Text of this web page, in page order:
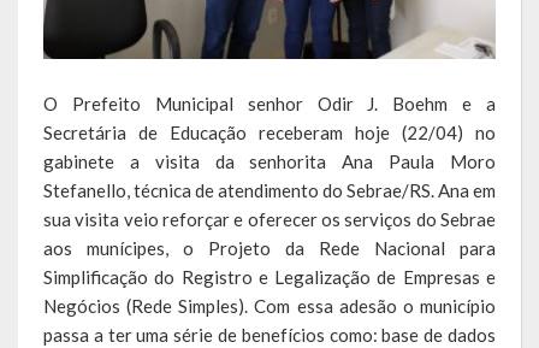
Sala Multidisciplinar Saber Mais
Escola Municipal De Ensino Fundamental Educarte
Escola Municipal De Ensino Fundamental João Alfredo Sachser
Escola Municipal De Ensino Fundamental Osvaldo Cruz
Agricultura
Fazenda
O Prefeito Municipal senhor Odir J. Boehm e a
Secretária de Educação receberam hoje (22/04) no
gabinete a visita da senhorita Ana Paula Moro
Stefanello, técnica de atendimento do Sebrae/RS. Ana em
sua visita veio reforçar e oferecer os serviços do Sebrae
aos munícipes, o Projeto da Rede Nacional para
Simplificação do Registro e Legalização de Empresas e
Negócios (Rede Simples). Com essa adesão o município
passa a ter uma série de benefícios como: base de dados